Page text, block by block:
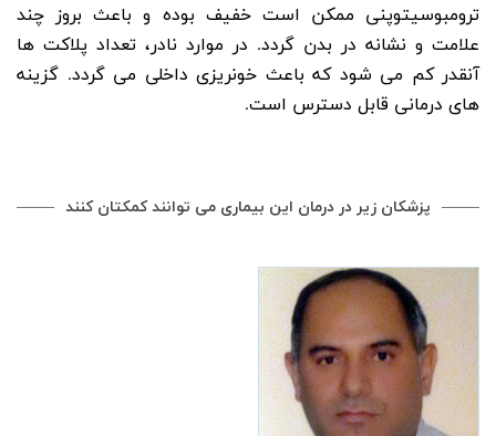
ترومبوسیتوپنی ممکن است خفیف بوده و باعث بروز چند
علامت و نشانه در بدن گردد. در موارد نادر، تعداد پلاکت ها
آنقدر کم می شود که باعث خونریزی داخلی می گردد. گزینه
های درمانی قابل دسترس است.
پزشکان زیر در درمان این بیماری می توانند کمکتان کنند